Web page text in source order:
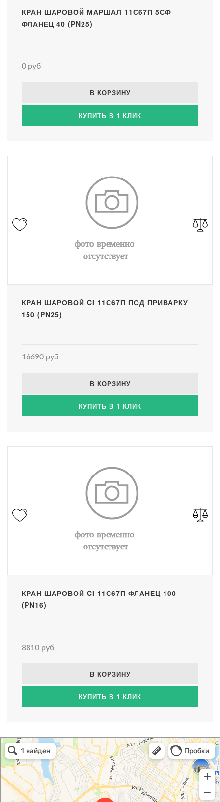
КРАН ШАРОВОЙ МАРШАЛ 11С67П 5СФ
ФЛАНЕЦ 40 (PN25)
0 руб
В КОРЗИНУ
КУПИТЬ В 1 КЛИК
КРАН ШАРОВОЙ CI 11С67П ПОД ПРИВАРКУ
150 (PN25)
16690 руб
В КОРЗИНУ
КУПИТЬ В 1 КЛИК
КРАН ШАРОВОЙ CI 11С67П ФЛАНЕЦ 100
(PN16)
8810 руб
В КОРЗИНУ
КУПИТЬ В 1 КЛИК
Атриум-Крым
Системы водоснабжения, отопления, канализации в Севастополе
Снабжение строительных объектов в Севастополе